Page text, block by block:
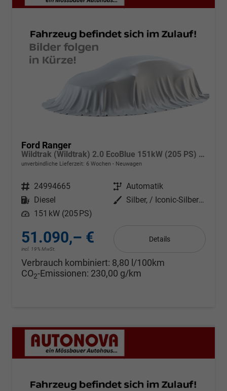
Ford Ranger
Wildtrak (Wildtrak) 2.0 EcoBlue 151kW (205 PS) 10-Stufen Automatikgetriebe 4WD
unverbindliche Lieferzeit: 6 Wochen Neuwagen
Fahrzeugnr. 24994665 Getriebe Automatik
Kraftstoff
Diesel Außenfarbe
Silber, / Iconic-Silber Metallic (000ZH0)
Leistung 151 kW (205 PS)
51.090,– €
incl. 19% MwSt.
Details
Verbrauch kombiniert: 8,80 l/100km
CO2-Emissionen: 230,00 g/km